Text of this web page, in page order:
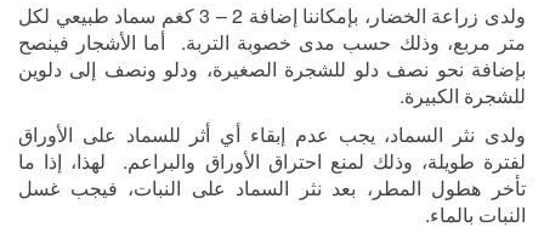
ولدى زراعة الخضار، بإمكاننا إضافة 2 – 3 كغم سماد طبيعي لكل
متر مربع، وذلك حسب مدى خصوبة التربة. أما الأشجار فينصح
بإضافة نحو نصف دلو للشجرة الصغيرة، ودلو ونصف إلى دلوين
للشجرة الكبيرة.
ولدى نثر السماد، يجب عدم إبقاء أي أثر للسماد على الأوراق
لفترة طويلة، وذلك لمنع احتراق الأوراق والبراعم. لهذا، إذا ما
تأخر هطول المطر، بعد نثر السماد على النبات، فيجب غسل
النبات بالماء.